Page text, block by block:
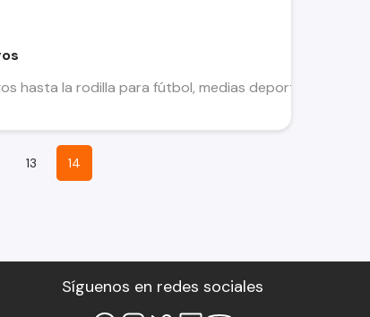
hasta la rodilla para fútbol, medias deportivas
13 14
Síguenos en redes sociales